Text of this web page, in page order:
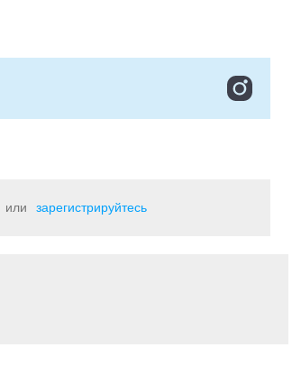
или зарегистрируйтесь